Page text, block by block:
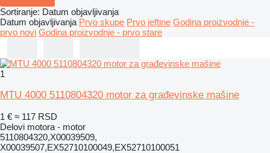
Sortiranje: Datum objavljivanja
Datum objavljivanja Prvo skupe Prvo jeftine Godina proizvodnje -
prvo novi Godina proizvodnje - prvo stare
1
MTU 4000 5110804320 motor za građevinske mašine
1 € ≈ 117 RSD
Delovi motora - motor
5110804320,X00039509,
X00039507,EX52710100049,EX52710100051